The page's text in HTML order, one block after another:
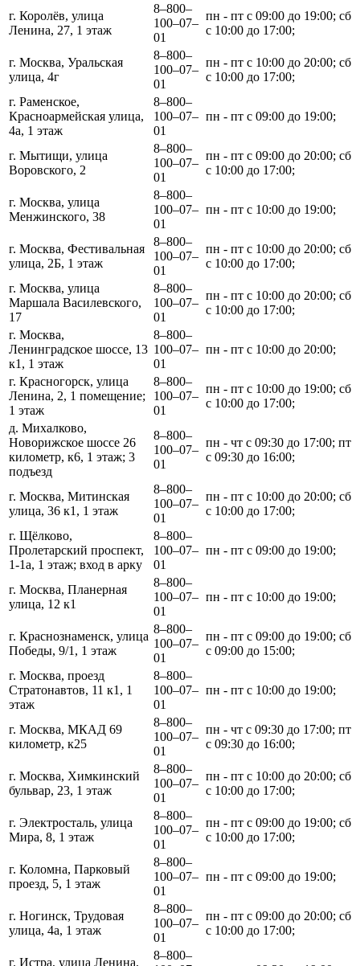
г. Королёв, улица
Ленина, 27, 1 этаж
8‒800‒
100‒07‒
01
пн - пт с 09:00 до 19:00; сб
с 10:00 до 17:00;
г. Москва, Уральская
улица, 4г
8‒800‒
100‒07‒
01
пн - пт с 10:00 до 20:00; сб
с 10:00 до 17:00;
г. Раменское,
Красноармейская улица,
4а, 1 этаж
8‒800‒
100‒07‒
01
пн - пт с 09:00 до 19:00;
г. Мытищи, улица
Воровского, 2
8‒800‒
100‒07‒
01
пн - пт с 09:00 до 20:00; сб
с 10:00 до 17:00;
г. Москва, улица
Менжинского, 38
8‒800‒
100‒07‒
01
пн - пт с 10:00 до 19:00;
г. Москва, Фестивальная
улица, 2Б, 1 этаж
8‒800‒
100‒07‒
01
пн - пт с 10:00 до 20:00; сб
с 10:00 до 17:00;
г. Москва, улица
Маршала Василевского,
17
8‒800‒
100‒07‒
01
пн - пт с 10:00 до 20:00; сб
с 10:00 до 17:00;
г. Москва,
Ленинградское шоссе, 13
к1, 1 этаж
8‒800‒
100‒07‒
01
пн - пт с 10:00 до 20:00;
г. Красногорск, улица
Ленина, 2, 1 помещение;
1 этаж
8‒800‒
100‒07‒
01
пн - пт с 10:00 до 19:00; сб
с 10:00 до 17:00;
д. Михалково,
Новорижское шоссе 26
километр, к6, 1 этаж; 3
подъезд
8‒800‒
100‒07‒
01
пн - чт с 09:30 до 17:00; пт
с 09:30 до 16:00;
г. Москва, Митинская
улица, 36 к1, 1 этаж
8‒800‒
100‒07‒
01
пн - пт с 10:00 до 20:00; сб
с 10:00 до 17:00;
г. Щёлково,
Пролетарский проспект,
1-1а, 1 этаж; вход в арку
8‒800‒
100‒07‒
01
пн - пт с 09:00 до 19:00;
г. Москва, Планерная
улица, 12 к1
8‒800‒
100‒07‒
01
пн - пт с 10:00 до 19:00;
г. Краснознаменск, улица
Победы, 9/1, 1 этаж
8‒800‒
100‒07‒
01
пн - пт с 09:00 до 19:00; сб
с 09:00 до 15:00;
г. Москва, проезд
Стратонавтов, 11 к1, 1
этаж
8‒800‒
100‒07‒
01
пн - пт с 10:00 до 19:00;
г. Москва, МКАД 69
километр, к25
8‒800‒
100‒07‒
01
пн - чт с 09:30 до 17:00; пт
с 09:30 до 16:00;
г. Москва, Химкинский
бульвар, 23, 1 этаж
8‒800‒
100‒07‒
01
пн - пт с 10:00 до 20:00; сб
с 10:00 до 17:00;
г. Электросталь, улица
Мира, 8, 1 этаж
8‒800‒
100‒07‒
01
пн - пт с 09:00 до 19:00; сб
с 10:00 до 17:00;
г. Коломна, Парковый
проезд, 5, 1 этаж
8‒800‒
100‒07‒
01
пн - пт с 09:00 до 19:00;
г. Ногинск, Трудовая
улица, 4а, 1 этаж
8‒800‒
100‒07‒
01
пн - пт с 09:00 до 20:00; сб
с 10:00 до 17:00;
г. Истра, улица Ленина,
8‒800‒